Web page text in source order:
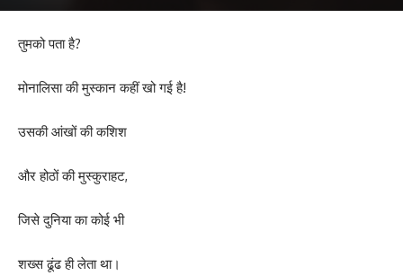
तुमको पता है?
मोनालिसा की मुस्कान कहीं खो गई है!
उसकी आंखों की कशिश
और होठों की मुस्कुराहट,
जिसे दुनिया का कोई भी
शख्स ढूंढ ही लेता था।